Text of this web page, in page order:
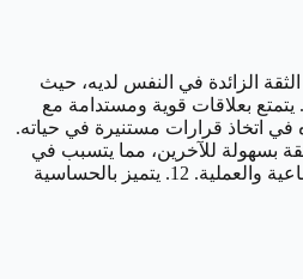
اختياره لكل جانب من جوانب حياته، سواء كان ذلك في مجال العمل، الهوايات، أو حتى في اختيار الأشخاص المحيطين به. 2. تتجلى الثقة الزائدة في النفس لديه، حيث
يحقق الكثير من أهدافه وطموحاته نتيجة اختياراته الدقيقة. 3. يميل إلى العزلة ويكوّن دائرة صغيرة من الأصدقاء الذين يثق بهم بشكل كبير، نتيجة لاختياره الدقيق للعلاقات. 4. يتمتع بعلاقات قوية ومستدامة مع
قرارات مستنيرة. 6. يمتلك معرفة وأفكاراً غنية، مما يساعده في اتخاذ قرارات مستنيرة في حياته.
الأفضل من بينها. 8. يتطور نمط الانتقائية مع نضوج الفرد، حيث يصبح أكثر قدرة على اتخاذ قرارات دقيقة. 9. لا يمنح الثقة بسهولة للآخرين، مما يتسبب في
دائرة معارفه الصغيرة. 10. يتميز بشخصية قوية، مما يجعله محترمًا بين أفراد مجتمعه وعائلته. 11. يظهر الإخلاص في العمل ويقدم الدعم للآخرين بفعالية في العلاقات الاجتماعية والعملية. 12. يتميز بالحساسية